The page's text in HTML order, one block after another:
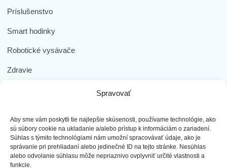
Spravovať
Aby sme vám poskytli tie najlepšie skúsenosti, používame technológie, ako
sú súbory cookie na ukladanie a/alebo prístup k informáciám o zariadení.
Súhlas s týmito technológiami nám umožní spracovávať údaje, ako je
správanie pri prehliadaní alebo jedinečné ID na tejto stránke. Nesúhlas
alebo odvolanie súhlasu môže nepriaznivo ovplyvniť určité vlastnosti a
funkcie.
Príslušenstvo
Smart hodinky
Robotické vysávače
Zdravie
Dôležité odkazy
Obchodné podmienky